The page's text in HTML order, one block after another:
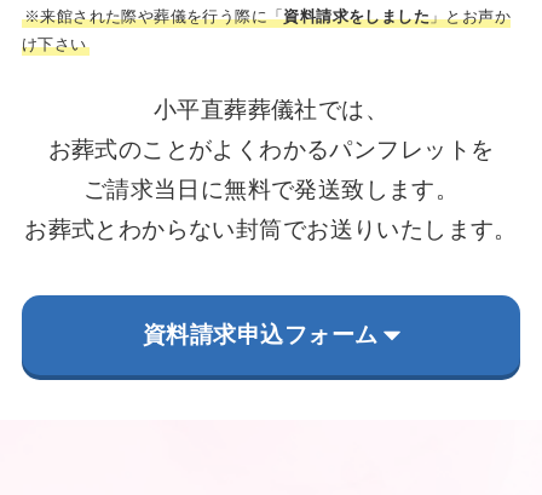
※来館された際や葬儀を行う際に「資料請求をしました」とお声か
け下さい
小平直葬葬儀社では、
お葬式のことがよくわかるパンフレットを
ご請求当日に無料で発送致します。
お葬式とわからない封筒でお送りいたします。
資料請求申込フォーム